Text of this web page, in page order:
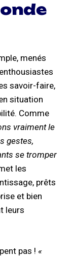
menés
savoir-faire,
situation
Comme
vraiment le
gestes,
se tromper
les
prêts
et bien
leurs
pas ! «